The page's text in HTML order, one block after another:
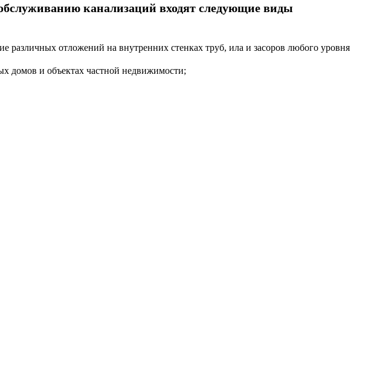
канализаций входят следующие виды
различных отложений на внутренних стенках труб, ила и засоров любого уровня
домов и объектах частной недвижимости;